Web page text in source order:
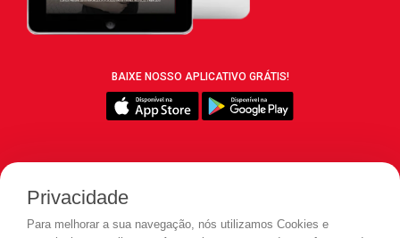
BAIXE NOSSO APLICATIVO GRÁTIS!
Privacidade
Para melhorar a sua navegação, nós utilizamos Cookies e